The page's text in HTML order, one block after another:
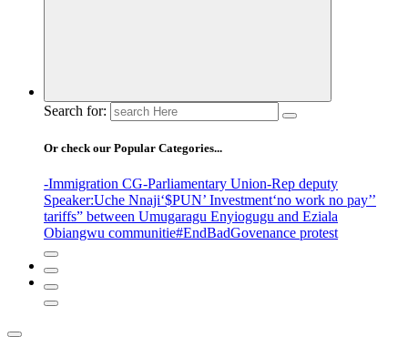
Search for:
Or check our Popular Categories...
-Immigration CG-Parliamentary Union-Rep deputy
Speaker:Uche Nnaji‘$PUN’ Investment‘no work no pay’’
tariffs” between Umugaragu Enyiogugu and Eziala
Obiangwu communitie#EndBadGovenance protest